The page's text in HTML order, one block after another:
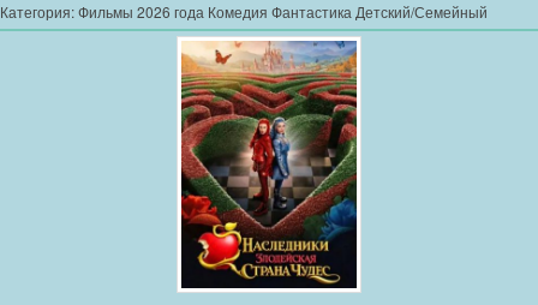
Категория:Фильмы 2026 года Комедия Фантастика Детский/Семейный